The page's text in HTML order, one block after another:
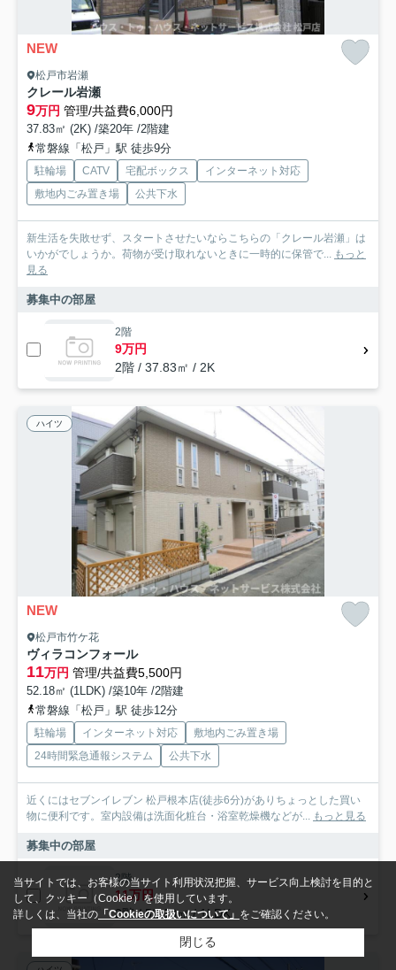
NEW
松戸市岩瀬
クレール岩瀬
9万円 管理/共益費6,000円
37.83㎡ (2K) /築20年 /2階建
常磐線「松戸」駅 徒歩9分
駐輪場 CATV 宅配ボックス
インターネット対応
敷地内ごみ置き場
公共下水
新生活を失敗せず、スタートさせたいならこちらの「クレール岩瀬」は
いかがでしょうか。荷物が受け取れないときに一時的に保管で...
もっと
見る
募集中の部屋
2階
9万円
2階 / 37.83㎡ / 2K
ハイツ
NEW
松戸市竹ケ花
ヴィラコンフォール
11万円 管理/共益費5,500円
52.18㎡ (1LDK) /築10年 /2階建
常磐線「松戸」駅 徒歩12分
駐輪場 インターネット対応
敷地内ごみ置き場
24時間緊急通報システム
公共下水
近くにはセブンイレブン 松戸根本店(徒歩6分)がありちょっとした買い
物に便利です。室内設備は洗面化粧台・浴室乾燥機などが...
もっと見る
募集中の部屋
2階
11万円
2階 / 52.18㎡ / 1LDK
当サイトでは、お客様の当サイト利用状況把握、サービス向上検討を目的と
して、クッキー（Cookie）を使用しています。
詳しくは、当社の 「Cookieの取扱いについて」 をご確認ください。
閉じる